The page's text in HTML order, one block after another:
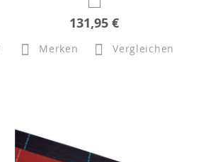
131,95 €
Merken Vergleichen